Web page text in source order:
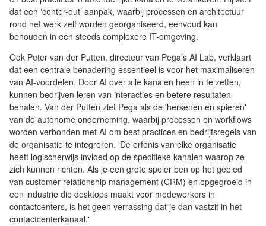
dat een ‘center-out’ aanpak, waarbij processen en architectuur
rond het werk zelf worden georganiseerd, eenvoud kan
behouden in een steeds complexere IT-omgeving.
Ook Peter van der Putten, directeur van Pega’s AI Lab, verklaart
dat een centrale benadering essentieel is voor het maximaliseren
van AI-voordelen. Door AI over alle kanalen heen in te zetten,
kunnen bedrijven leren van interacties en betere resultaten
behalen. Van der Putten ziet Pega als de 'hersenen en spieren'
van de autonome onderneming, waarbij processen en workflows
worden verbonden met AI om best practices en bedrijfsregels van
de organisatie te integreren. 'De erfenis van elke organisatie
heeft logischerwijs invloed op de specifieke kanalen waarop ze
zich kunnen richten. Als je een grote speler ben op het gebied
van customer relationship management (CRM) en opgegroeid in
een industrie die desktops maakt voor medewerkers in
contactcenters, is het geen verrassing dat je dan vastzit in het
contactcenterkanaal.'